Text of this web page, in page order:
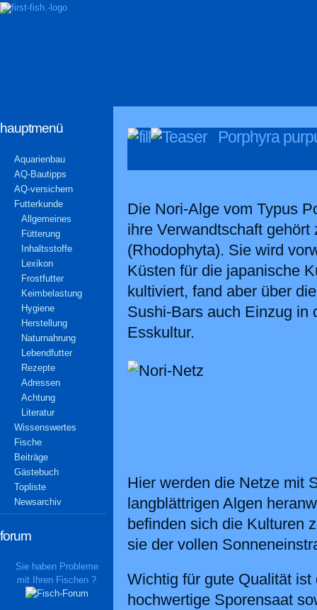
hauptmenü
Aquarienbau
AQ-Bautipps
AQ-versichern
Futterkunde
Allgemeines
Fütterung
Inhaltsstoffe
Lexikon
Frostfutter
Keimbelastung
Hygiene
Herstellung
Naturnahrung
Lebendfutter
Rezepte
Adressen
Achtung
Literatur
Wissenswertes
Fische
Beiträge
Gästebuch
Topliste
Newsarchiv
forum
Sie haben Probleme
mit Ihren Fischen ?
Porphyra
Die Nori-Alge vom Typus
ihre Verwandtschaft gehört
(Rhodophyta). Sie wird
Küsten für die japanische
kultiviert, fand aber über
Sushi-Bars auch Einzug in
Esskultur.
Hier werden die Netze mit
langblättrigen Algen
befinden sich die Kulturen
sie der vollen
Wichtig für gute Qualität
hochwertige Sporensaat